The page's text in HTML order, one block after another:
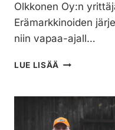
Olkkonen Oy:n
Erämarkkinoiden
niin vapaa-ajall…
LUE LISÄÄ JUKKA